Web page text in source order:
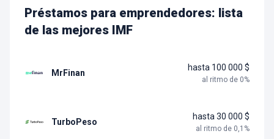
Préstamos para emprendedores: lista
de las mejores IMF
MrFinan
hasta 100 000 $
al ritmo de 0%
TurboPeso
hasta 30 000 $
al ritmo de 0,1 %